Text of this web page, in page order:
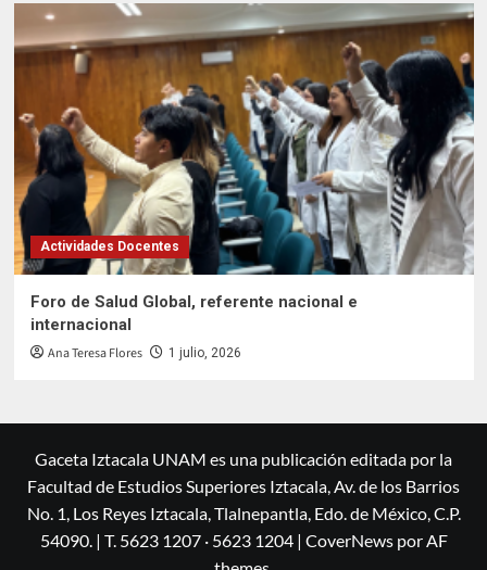
Actividades Docentes
Foro de Salud Global, referente nacional e
internacional
Ana Teresa Flores 1 julio, 2026
Gaceta Iztacala UNAM es una publicación editada por la
Facultad de Estudios Superiores Iztacala, Av. de los Barrios
No. 1, Los Reyes Iztacala, Tlalnepantla, Edo. de México, C.P.
54090. | T. 5623 1207 · 5623 1204 | CoverNewspor AF